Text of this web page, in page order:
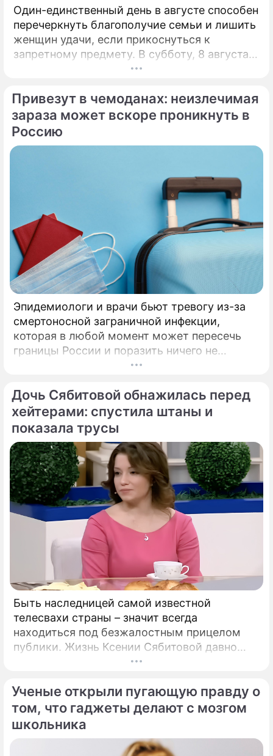
Один-единственный день в августе способен
перечеркнуть благополучие семьи и лишить
женщин удачи, если прикоснуться к
запретному предмету. В субботу, 8 августа,
православная церковь молитвенно чтит
Ермолая, Ермиппа и Ермократа, иереев
Никомидийских.
Привезут в чемоданах: неизлечимая
зараза может вскоре проникнуть в
Россию
Эпидемиологи и врачи бьют тревогу из-за
смертоносной заграничной инфекции,
которая в любой момент может пересечь
границы России и поразить ничего не
подозревающих граждан. Россию
угрозе: в страну могут завезти неизлечимый
и смертоносный вирус Бурбон.
Дочь Сябитовой обнажилась перед
хейтерами: спустила штаны и
показала трусы
Быть наследницей самой известной
телесвахи страны – значит всегда
находиться под безжалостным прицелом
публики. Жизнь Ксении Сябитовой давно
рассматривают под мощной лупой.
Ученые открыли пугающую правду о
том, что гаджеты делают с мозгом
школьника